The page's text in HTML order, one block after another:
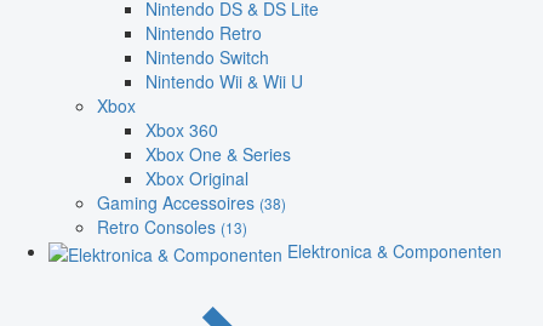
Nintendo DS & DS Lite
Nintendo Retro
Nintendo Switch
Nintendo Wii & Wii U
Xbox
Xbox 360
Xbox One & Series
Xbox Original
Gaming Accessoires (38)
Retro Consoles (13)
Elektronica & Componenten